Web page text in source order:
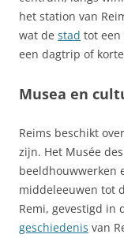
het station van
wat de stad tot een
een dagtrip of
Musea en
Reims beschikt
zijn. Het Musée
beeldhouwwerken
middeleeuwen tot
Remi, gevestigd in
geschiedenis van